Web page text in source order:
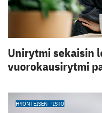
Unirytmi sekaisin
vuorokausirytmi
HYÖNTEISEN PISTO